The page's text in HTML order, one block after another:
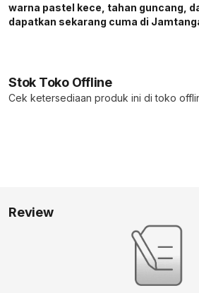
warna pastel kece, tahan guncang,
dapatkan sekarang cuma di
Stok Toko Offline
Cek ketersediaan produk ini di toko
Review